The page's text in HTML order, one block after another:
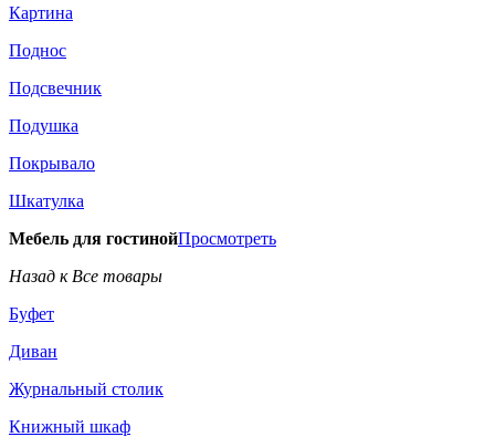
Картина
Поднос
Подсвечник
Подушка
Покрывало
Шкатулка
Мебель для гостинойПросмотреть
Назад к Все товары
Буфет
Диван
Журнальный столик
Книжный шкаф